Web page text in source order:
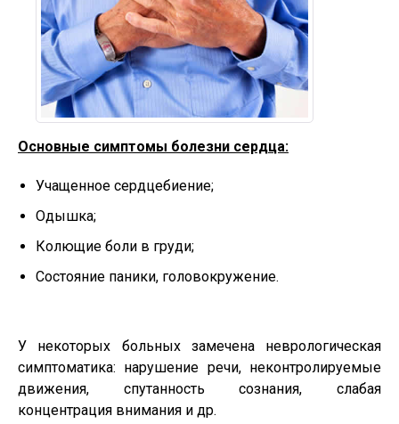
Основные симптомы болезни сердца:
Учащенное сердцебиение;
Одышка;
Колющие боли в груди;
Состояние паники, головокружение.
У некоторых больных замечена неврологическая
симптоматика: нарушение речи, неконтролируемые
движения, спутанность сознания, слабая
концентрация внимания и др.